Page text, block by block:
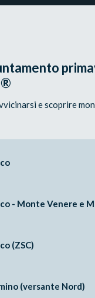
e scoprire
- Monte Venere e
(ZSC)
(versante Nord)